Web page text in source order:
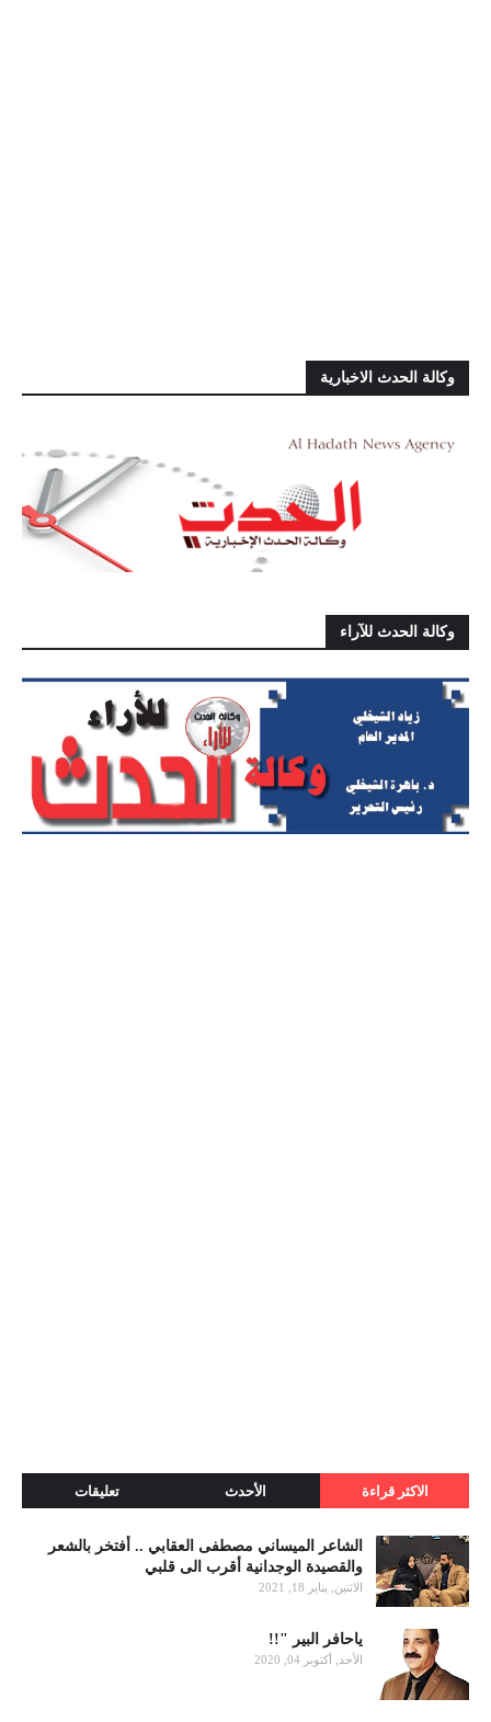
وكالة الحدث الاخبارية
وكالة الحدث للآراء
الاكثر قراءة الأحدث تعليقات
الشاعر الميساني مصطفى العقابي .. أفتخر بالشعر
والقصيدة الوجدانية أقرب الى قلبي
الاثنين, يناير 18, 2021
ياحافر البير "!!
الأحد, أكتوبر 04, 2020